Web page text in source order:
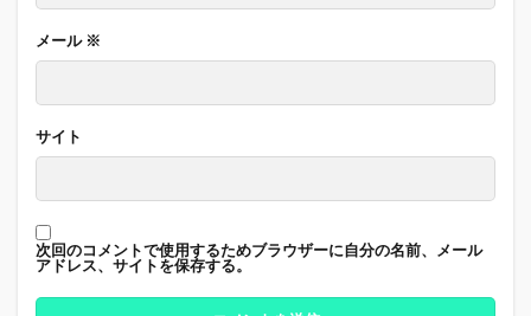
メール ※
サイト
次回のコメントで使用するためブラウザーに自分の名前、メール
アドレス、サイトを保存する。